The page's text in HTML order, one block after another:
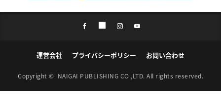
運営会社 プライバシーポリシー お問い合わせ
Copyright © NAIGAI PUBLISHING CO.,LTD. All rights reserved.